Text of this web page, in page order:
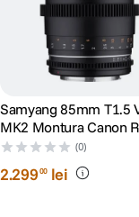
Samyang 85mm T1.5
MK2 Montura Canon
(0)
2.29900 lei